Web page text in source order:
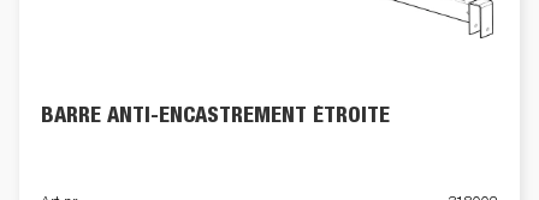
BARRE ANTI-ENCASTREMENT ÉTROITE